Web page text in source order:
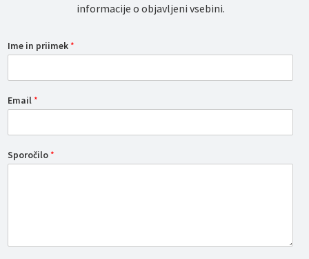
informacije o objavljeni vsebini.
Ime in priimek *
Email *
Sporočilo *